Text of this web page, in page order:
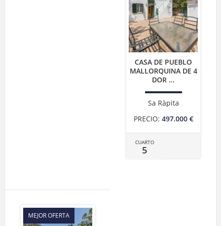
CASA DE PUEBLO
MALLORQUINA DE 4
DOR ...
Sa Ràpita
PRECIO: 497.000 €
CUARTO
5
MEJOR OFERTA